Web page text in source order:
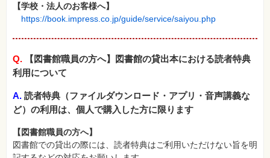
【学校・法人のお客様へ】
https://book.impress.co.jp/guide/service/saiyou.php
Q.
【図書館職員の方へ】図書館の貸出本における読者特典
利用について
A. 読者特典（ファイルダウンロード・アプリ・音声講義な
ど）の利用は、個人で購入した方に限ります
【図書館職員の方へ】
図書館での貸出の際には、読者特典はご利用いただけない旨を明